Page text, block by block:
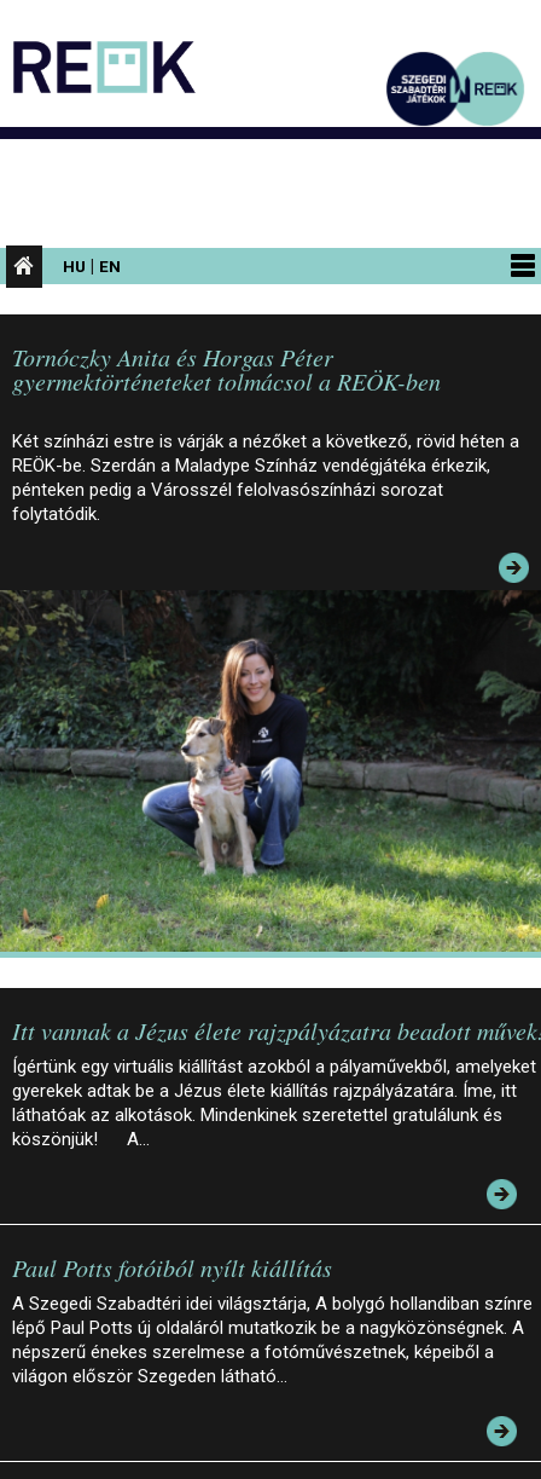
HU | EN
PROGRAMOK
KIÁLLÍTÁSOK
INFORMÁCIÓK
ELÉRHETŐSÉG
PALOTASÉTÁK ÉS VEZETÉSEK
KÖZÉRDEKŰ ADATOK
Tornóczky Anita és Horgas Péter
gyermektörténeteket tolmácsol a REÖK-ben
Két színházi estre is várják a nézőket a következő, rövid héten a
REÖK-be. Szerdán a Maladype Színház vendégjátéka érkezik,
pénteken pedig a Városszél felolvasószínházi sorozat
folytatódik.
Itt vannak a Jézus élete rajzpályázatra beadott
Ígértünk egy virtuális kiállítást azokból a pályaművekből, amelyeket
gyerekek adtak be a Jézus élete kiállítás rajzpályázatára. Íme, itt
láthatóak az alkotások. Mindenkinek szeretettel gratulálunk és
köszönjük! A…
Paul Potts fotóiból nyílt kiállítás
A Szegedi Szabadtéri idei világsztárja, A bolygó hollandiban színre
lépő Paul Potts új oldaláról mutatkozik be a nagyközönségnek. A
népszerű énekes szerelmese a fotóművészetnek, képeiből a
világon először Szegeden látható…